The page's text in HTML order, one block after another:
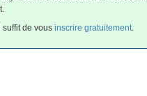
suffit de vous inscrire gratuitement